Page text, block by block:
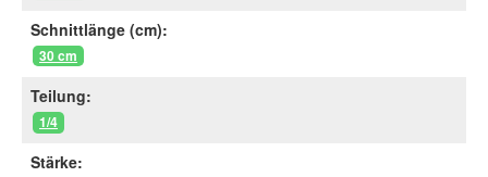
Schnittlänge (cm):
30 cm
Teilung:
1/4
Stärke: